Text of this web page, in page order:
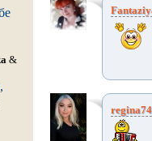
&
regina74